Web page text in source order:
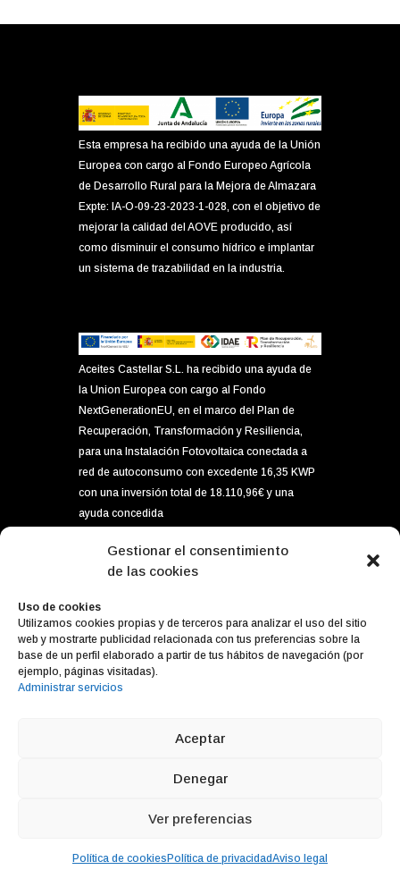
Gestionar el consentimiento
de las cookies
Uso de cookies
Utilizamos cookies propias y de terceros para analizar el uso del sitio
web y mostrarte publicidad relacionada con tus preferencias sobre la
base de un perfil elaborado a partir de tus hábitos de navegación (por
ejemplo, páginas visitadas).
Administrar servicios
Aceptar
Denegar
Ver preferencias
Política de cookies Política de privacidadAviso legal
Esta empresa ha recibido una ayuda de la Unión
Europea con cargo al Fondo Europeo Agrícola
de Desarrollo Rural para la Mejora de Almazara
Expte: IA-O-09-23-2023-1-028, con el objetivo de
mejorar la calidad del AOVE producido, así
como disminuir el consumo hídrico e implantar
un sistema de trazabilidad en la industria.
Aceites Castellar S.L. ha recibido una ayuda de
la Union Europea con cargo al Fondo
NextGenerationEU, en el marco del Plan de
Recuperación, Transformación y Resiliencia,
para una Instalación Fotovoltaica conectada a
red de autoconsumo con excedente 16,35 KWP
con una inversión total de 18.110,96€ y una
ayuda concedida
por importe de 5.896,80€ dentro del programa
de incentivos ligados al autoconsumo y
renovable, así como la implantación de
sistemas térmicos en el sector residencial del
Ministerior para la Transición Ecológica y el
Reto Demográfico, gestionado por el IDAE.
Cabello x Mure